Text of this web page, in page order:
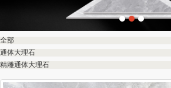
全部
通体大理石
精雕通体大理石